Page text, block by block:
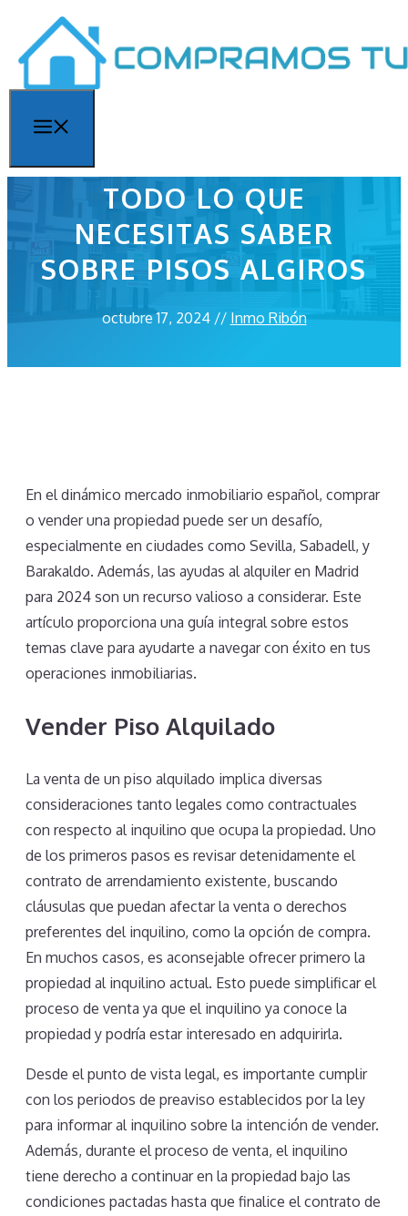
contenido
TODO LO QUE
NECESITAS SABER
SOBRE PISOS ALGIROS
octubre 17, 2024// Inmo Ribón
En el dinámico mercado inmobiliario español, comprar
o vender una propiedad puede ser un desafío,
especialmente en ciudades como Sevilla, Sabadell, y
Barakaldo. Además, las ayudas al alquiler en Madrid
para 2024 son un recurso valioso a considerar. Este
artículo proporciona una guía integral sobre estos
temas clave para ayudarte a navegar con éxito en tus
operaciones inmobiliarias.
Vender Piso Alquilado
La venta de un piso alquilado implica diversas
consideraciones tanto legales como contractuales
con respecto al inquilino que ocupa la propiedad. Uno
de los primeros pasos es revisar detenidamente el
contrato de arrendamiento existente, buscando
cláusulas que puedan afectar la venta o derechos
preferentes del inquilino, como la opción de compra.
En muchos casos, es aconsejable ofrecer primero la
propiedad al inquilino actual. Esto puede simplificar el
proceso de venta ya que el inquilino ya conoce la
propiedad y podría estar interesado en adquirirla.
Desde el punto de vista legal, es importante cumplir
con los periodos de preaviso establecidos por la ley
para informar al inquilino sobre la intención de vender.
Además, durante el proceso de venta, el inquilino
tiene derecho a continuar en la propiedad bajo las
condiciones pactadas hasta que finalice el contrato de